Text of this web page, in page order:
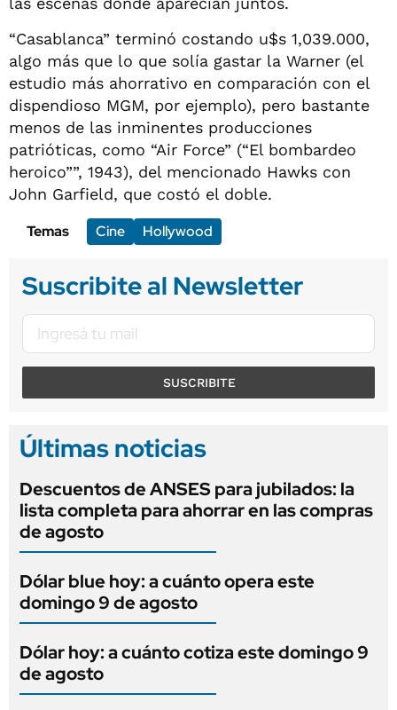
“Casablanca” terminó costando u$s 1,039.000,
algo más que lo que solía gastar la Warner (el
estudio más ahorrativo en comparación con el
dispendioso MGM, por ejemplo), pero bastante
menos de las inminentes producciones
patrióticas, como “Air Force” (“El bombardeo
heroico””, 1943), del mencionado Hawks con
John Garfield, que costó el doble.
Temas
Cine Hollywood
Suscribite al Newsletter
SUSCRIBITE
Últimas noticias
Descuentos de ANSES para jubilados: la
lista completa para ahorrar en las compras
de agosto
Dólar blue hoy: a cuánto opera este
domingo 9 de agosto
Dólar hoy: a cuánto cotiza este domingo 9
de agosto